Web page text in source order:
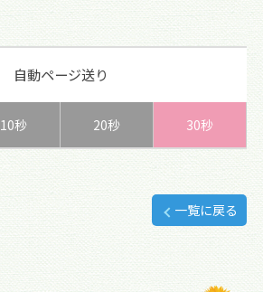
自動ページ送り
10秒 20秒 30秒
一覧に戻る